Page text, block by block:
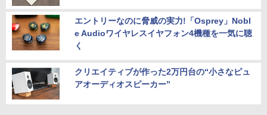
エントリーなのに脅威の実力!「Osprey」Nobl
e Audioワイヤレスイヤフォン4機種を一気に聴
く
クリエイティブが作った2万円台の“小さなピュ
アオーディオスピーカー”